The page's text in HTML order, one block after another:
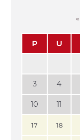
P U
3 4
10 11
17 18